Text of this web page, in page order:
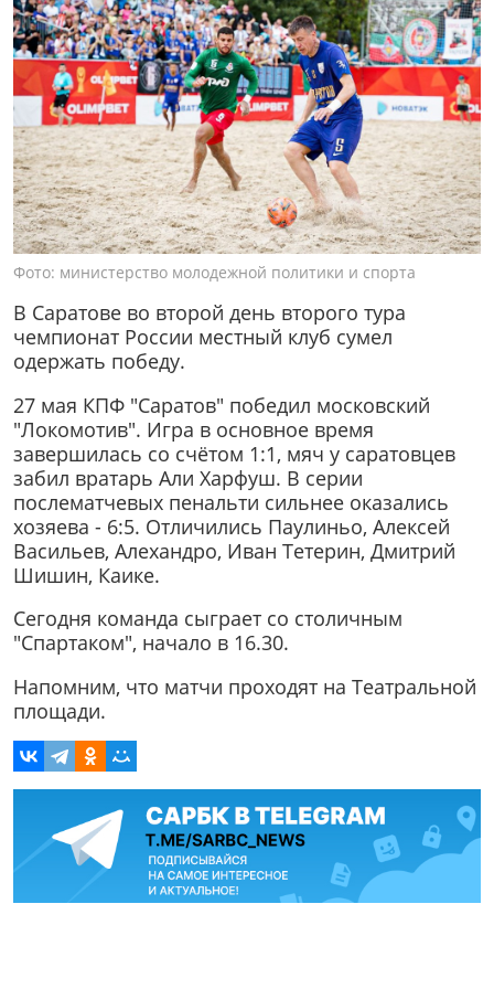
Фото: министерство молодежной политики и спорта
В Саратове во второй день второго тура
чемпионат России местный клуб сумел
одержать победу.
27 мая КПФ "Саратов" победил московский
"Локомотив". Игра в основное время
завершилась со счётом 1:1, мяч у саратовцев
забил вратарь Али Харфуш. В серии
послематчевых пенальти сильнее оказались
хозяева - 6:5. Отличились Паулиньо, Алексей
Васильев, Алехандро, Иван Тетерин, Дмитрий
Шишин, Каике.
Сегодня команда сыграет со столичным
"Спартаком", начало в 16.30.
Напомним, что матчи проходят на Театральной
площади.